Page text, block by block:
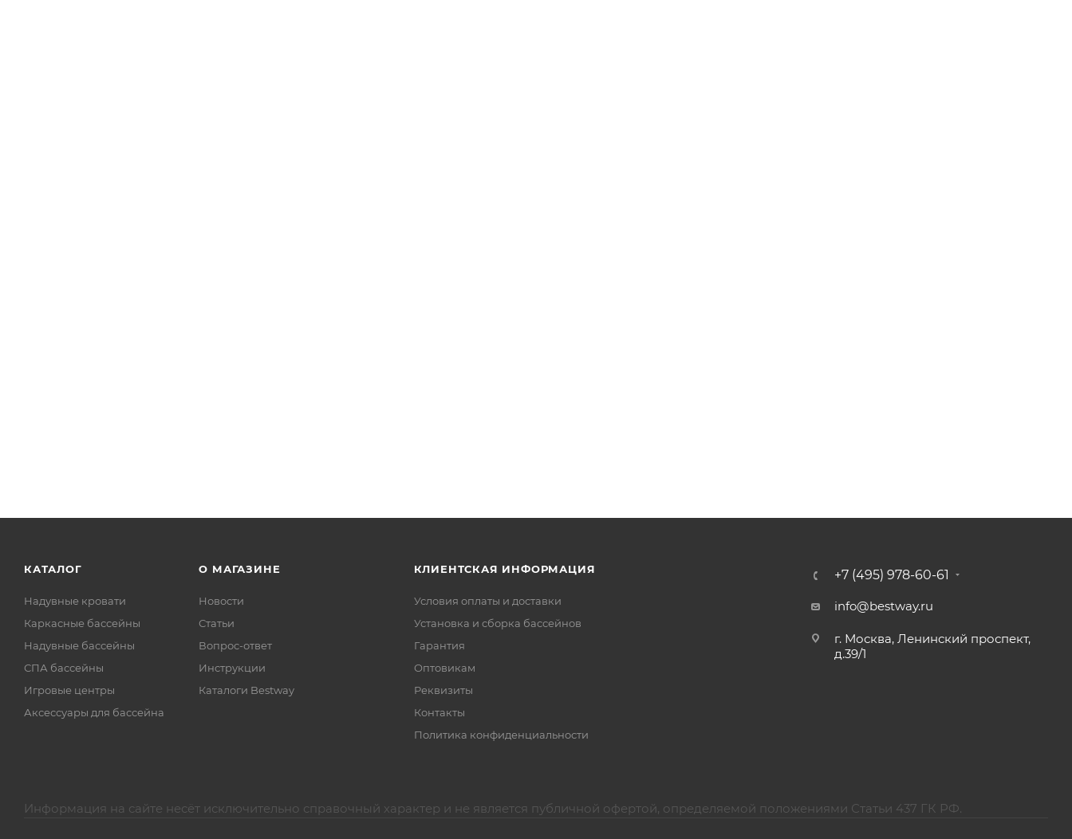
КАТАЛОГ
Надувные кровати
Каркасные бассейны
Надувные бассейны
СПА бассейны
Игровые центры
Аксессуары для бассейна
О МАГАЗИНЕ
Новости
Статьи
Вопрос-ответ
Инструкции
Каталоги Bestway
КЛИЕНТСКАЯ ИНФОРМАЦИЯ
Условия оплаты и доставки
Установка и сборка бассейнов
Гарантия
Оптовикам
Реквизиты
Контакты
Политика конфиденциальности
+7 (495) 978-60-61
info@bestway.ru
г. Москва, Ленинский проспект,
д.39/1
Информация на сайте несёт исключительно справочный характер и не является публичной офертой, определяемой положениями Статьи 437 ГК РФ.